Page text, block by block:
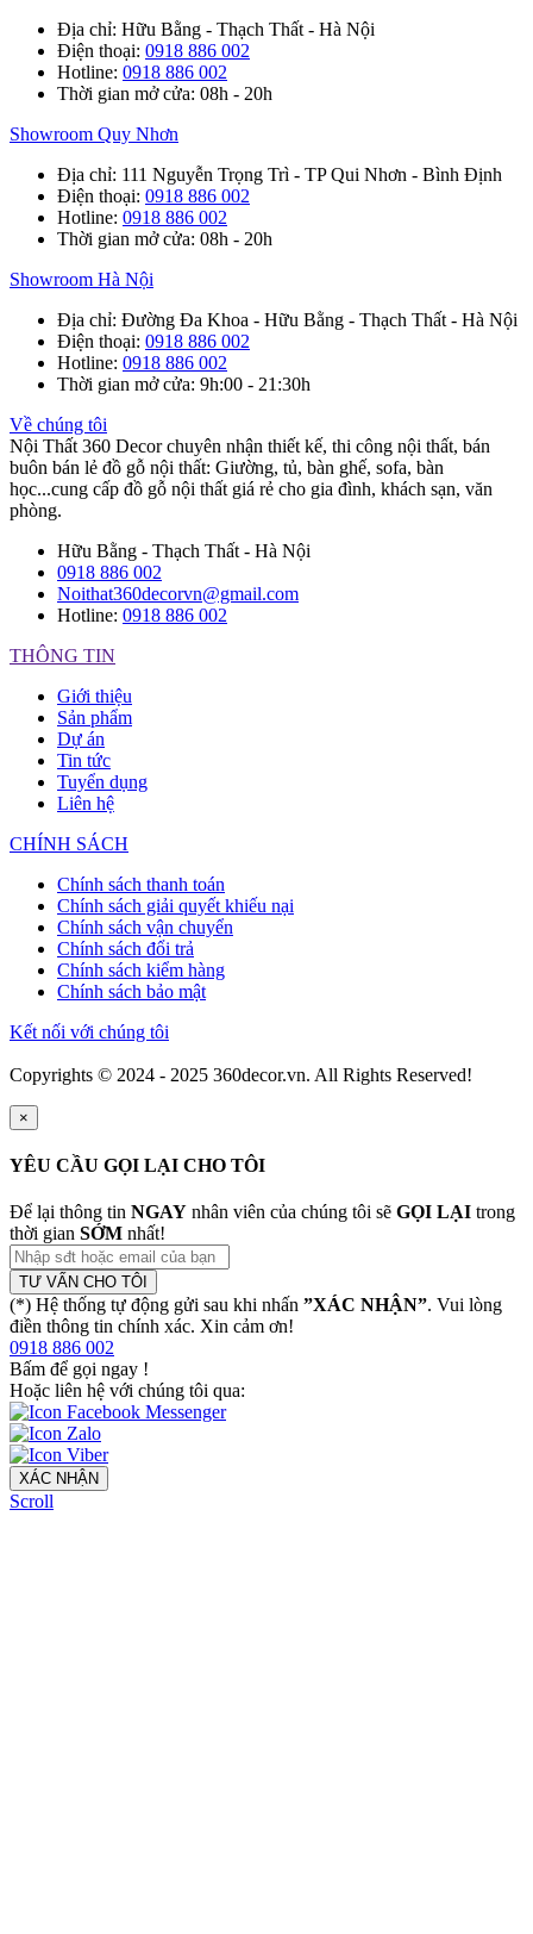
Địa chỉ: Hữu Bằng - Thạch Thất - Hà Nội
Điện thoại: 0918 886 002
Hotline: 0918 886 002
Thời gian mở cửa: 08h - 20h
Showroom Quy Nhơn
Địa chỉ: 111 Nguyễn Trọng Trì - TP Qui Nhơn - Bình Định
Điện thoại: 0918 886 002
Hotline: 0918 886 002
Thời gian mở cửa: 08h - 20h
Showroom Hà Nội
Địa chỉ: Đường Đa Khoa - Hữu Bằng - Thạch Thất - Hà Nội
Điện thoại: 0918 886 002
Hotline: 0918 886 002
Thời gian mở cửa: 9h:00 - 21:30h
Về chúng tôi
Nội Thất 360 Decor chuyên nhận thiết kế, thi công nội thất, bán
buôn bán lẻ đồ gỗ nội thất: Giường, tủ, bàn ghế, sofa, bàn
học...cung cấp đồ gỗ nội thất giá rẻ cho gia đình, khách sạn, văn
phòng.
Hữu Bằng - Thạch Thất - Hà Nội
0918 886 002
Noithat360decorvn@gmail.com
Hotline: 0918 886 002
THÔNG TIN
Giới thiệu
Sản phẩm
Dự án
Tin tức
Tuyển dụng
Liên hệ
CHÍNH SÁCH
Chính sách thanh toán
Chính sách giải quyết khiếu nại
Chính sách vận chuyển
Chính sách đổi trả
Chính sách kiểm hàng
Chính sách bảo mật
Kết nối với chúng tôi
Copyrights © 2024 - 2025 360decor.vn. All Rights Reserved!
×
YÊU CẦU GỌI LẠI CHO TÔI
Để lại thông tin NGAY nhân viên của chúng tôi sẽ GỌI LẠI trong
thời gian SỚM nhất!
TƯ VẤN CHO TÔI
(*) Hệ thống tự động gửi sau khi nhấn ”XÁC NHẬN”. Vui lòng
điền thông tin chính xác. Xin cảm ơn!
0918 886 002
Bấm để gọi ngay !
Hoặc liên hệ với chúng tôi qua:
XÁC NHẬN
Scroll